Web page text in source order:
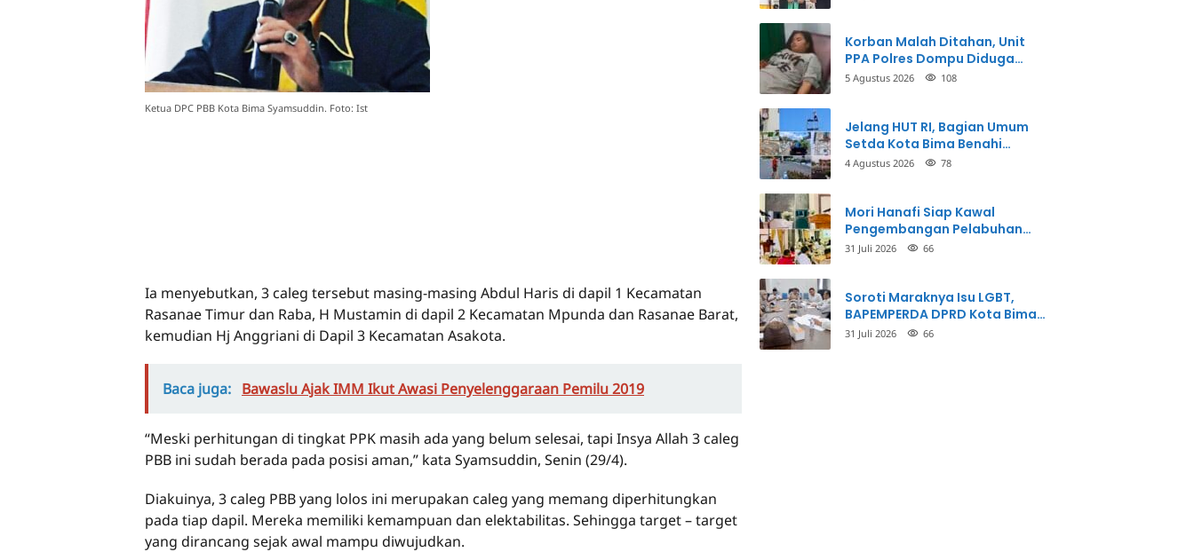
Ketua DPC PBB Kota Bima Syamsuddin. Foto: Ist
Ia menyebutkan, 3 caleg tersebut masing-masing Abdul Haris di dapil 1 Kecamatan
Rasanae Timur dan Raba, H Mustamin di dapil 2 Kecamatan Mpunda dan Rasanae Barat,
kemudian Hj Anggriani di Dapil 3 Kecamatan Asakota.
Baca juga: Bawaslu Ajak IMM Ikut Awasi Penyelenggaraan Pemilu 2019
“Meski perhitungan di tingkat PPK masih ada yang belum selesai, tapi Insya Allah 3 caleg
PBB ini sudah berada pada posisi aman,” kata Syamsuddin, Senin (29/4).
Diakuinya, 3 caleg PBB yang lolos ini merupakan caleg yang memang diperhitungkan
pada tiap dapil. Mereka memiliki kemampuan dan elektabilitas. Sehingga target – target
yang dirancang sejak awal mampu diwujudkan.
Korban Malah Ditahan, Unit
PPA Polres Dompu Diduga
Balikkan Fakta Kasus
5 Agustus 2026 108
Jelang HUT RI, Bagian Umum
Setda Kota Bima Benahi
Kantor Pemkot
4 Agustus 2026 78
Mori Hanafi Siap Kawal
Pengembangan Pelabuhan
Bima, KSOP Usulkan Tambahan
31 Juli 2026 66
Soroti Maraknya Isu LGBT,
BAPEMPERDA DPRD Kota Bima
Mulai Bahas Rancangan Perda
31 Juli 2026 66